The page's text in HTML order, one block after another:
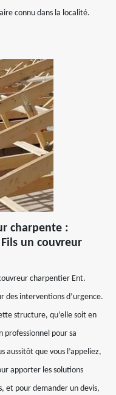
connu dans la localité.
charpente :
un couvreur
charpentier Ent.
des interventions d’urgence.
structure, qu’elle soit en
professionnel pour sa
aussitôt que vous l’appeliez,
apporter les solutions
et pour demander un devis,